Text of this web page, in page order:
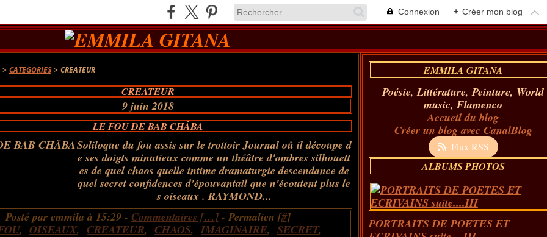
Connexion + Créer mon blog
> CATEGORIES > CREATEUR
CREATEUR
9 juin 2018
LE FOU DE BAB CHÂBA
Soliloque du fou assis sur le trottoir Journal où il découpe d
e ses doigts minutieux comme un théâtre d'ombres silhouett
es de quel chaos quelle intime dramaturgie descendance de
quel secret confidences d'épouvantail que n'écoutent plus le
s oiseaux . RAYMOND...
Posté par emmila à 15:29 - Commentaires […]- Permalien [#]
, OISEAUX, CREATEUR, CHAOS,IMAGINAIRE, SECRET,
EMMILA GITANA
Poésie, Littérature, Peinture, World
music, Flamenco
Accueil du blog
Créer un blog avec CanalBlog
Flux RSS
ALBUMS PHOTOS
PORTRAITS DE POETES ET